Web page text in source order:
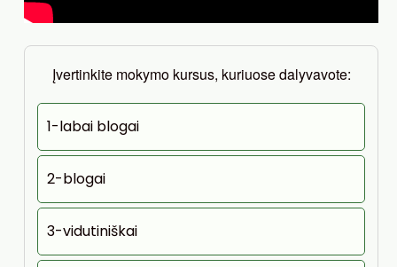
Įvertinkite mokymo kursus, kuriuose dalyvavote:
1-labai blogai
2-blogai
3-vidutiniškai